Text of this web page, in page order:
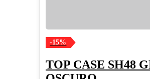
-15%
TOP CASE SH48